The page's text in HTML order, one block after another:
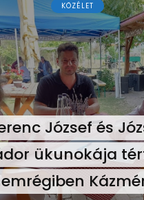
KÖZÉLET
József és
ükunokája